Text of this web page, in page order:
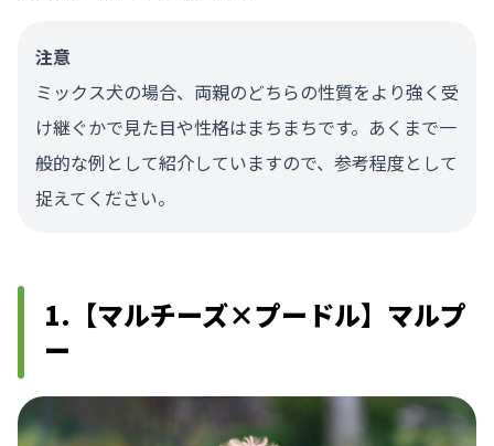
注意
ミックス犬の場合、両親のどちらの性質をより強く受
け継ぐかで見た目や性格はまちまちです。あくまで一
般的な例として紹介していますので、参考程度として
捉えてください。
1.【マルチーズ×プードル】マルプ
ー